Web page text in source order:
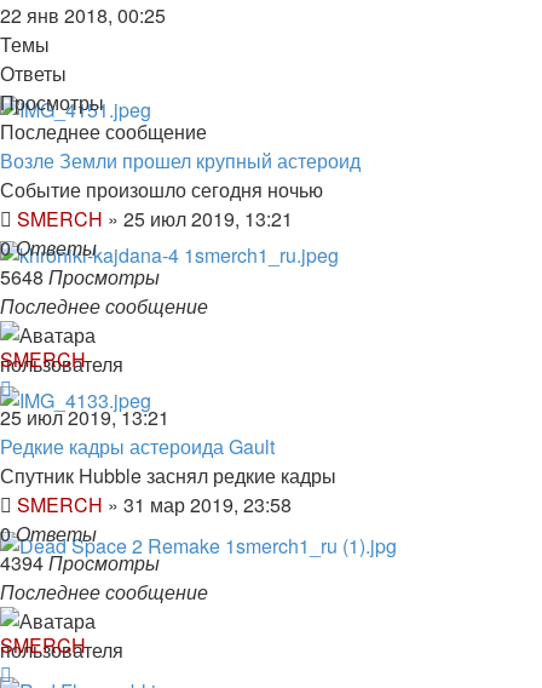
22 янв 2018, 00:25
Темы
Ответы
Просмотры
Последнее сообщение
Возле Земли прошел крупный астероид
Событие произошло сегодня ночью
SMERCH » 25 июл 2019, 13:21
0Ответы
5648 Просмотры
Последнее сообщение
SMERCH
25 июл 2019, 13:21
Редкие кадры астероида Gault
Спутник Hubble заснял редкие кадры
SMERCH » 31 мар 2019, 23:58
0Ответы
4394Просмотры
Последнее сообщение
SMERCH